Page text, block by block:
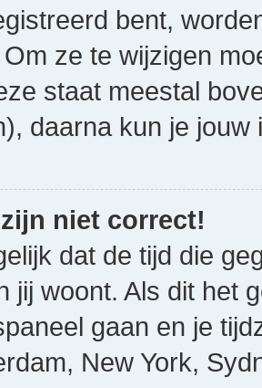
bent,
ze te wijzigen
staat meestal
daarna kun je jouw
niet correct!
dat de tijd die
jij woont. Als dit het
gaan en je
New York,